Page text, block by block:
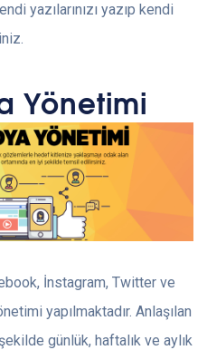
yazılarınızı yazıp kendi
Yönetimi
İnstagram, Twitter ve
yapılmaktadır. Anlaşılan
günlük, haftalık ve aylık